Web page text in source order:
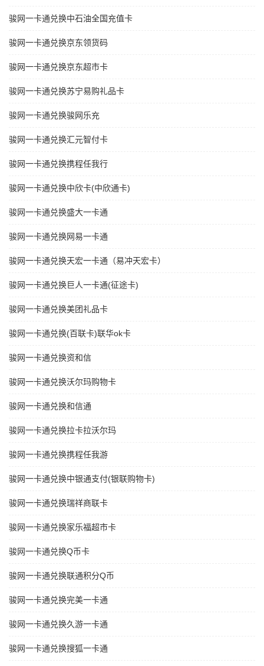
骏网一卡通兑换中石油全国充值卡
骏网一卡通兑换京东领货码
骏网一卡通兑换京东超市卡
骏网一卡通兑换苏宁易购礼品卡
骏网一卡通兑换骏网乐充
骏网一卡通兑换汇元智付卡
骏网一卡通兑换携程任我行
骏网一卡通兑换中欣卡(中欣通卡)
骏网一卡通兑换盛大一卡通
骏网一卡通兑换网易一卡通
骏网一卡通兑换天宏一卡通（易冲天宏卡）
骏网一卡通兑换巨人一卡通(征途卡)
骏网一卡通兑换美团礼品卡
骏网一卡通兑换(百联卡)联华ok卡
骏网一卡通兑换资和信
骏网一卡通兑换沃尔玛购物卡
骏网一卡通兑换和信通
骏网一卡通兑换拉卡拉沃尔玛
骏网一卡通兑换携程任我游
骏网一卡通兑换中银通支付(银联购物卡)
骏网一卡通兑换瑞祥商联卡
骏网一卡通兑换家乐福超市卡
骏网一卡通兑换Q币卡
骏网一卡通兑换联通积分Q币
骏网一卡通兑换完美一卡通
骏网一卡通兑换久游一卡通
骏网一卡通兑换搜狐一卡通